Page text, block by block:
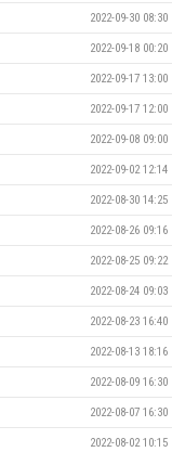
2022-09-30 08:30
2022-09-18 00:20
2022-09-17 13:00
2022-09-17 12:00
2022-09-08 09:00
2022-09-02 12:14
2022-08-30 14:25
2022-08-26 09:16
2022-08-25 09:22
2022-08-24 09:03
2022-08-23 16:40
2022-08-13 18:16
2022-08-09 16:30
2022-08-07 16:30
2022-08-02 10:15